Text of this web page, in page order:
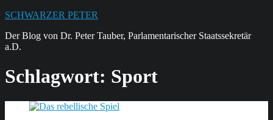
SCHWARZER PETER
Der Blog von Dr. Peter Tauber, Parlamentarischer Staatssekretär
a.D.
Schlagwort: Sport